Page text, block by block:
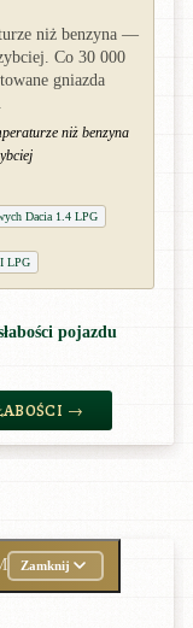
niż benzyna —
Co 30 000
gniazda
niż benzyna
Dacia 1.4 LPG
LPG
pojazdu
→
Zamknij